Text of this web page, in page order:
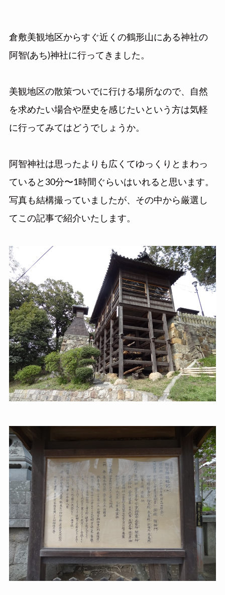
倉敷美観地区からすぐ近くの鶴形山にある神社の
阿智(あち)神社に行ってきました。
美観地区の散策ついでに行ける場所なので、自然
を求めたい場合や歴史を感じたいという方は気軽
に行ってみてはどうでしょうか。
阿智神社は思ったよりも広くてゆっくりとまわっ
ていると30分〜1時間ぐらいはいれると思います。
写真も結構撮っていましたが、その中から厳選し
てこの記事で紹介いたします。